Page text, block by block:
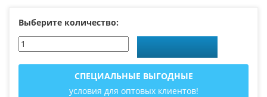
Выберите количество:
СПЕЦИАЛЬНЫЕ ВЫГОДНЫЕ
условия для оптовых клиентов!